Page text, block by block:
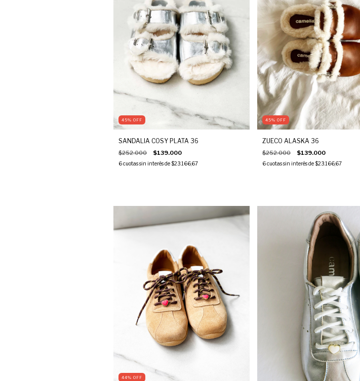
45% OFF
SANDALIA COSY PLATA 36
$252.000 $139.000
6cuotas sin interés de$23.166,67
45% OFF
ZUECO ALASKA 36
$252.000 $139.000
6cuotas sin interés de$23.166,67
44% OFF